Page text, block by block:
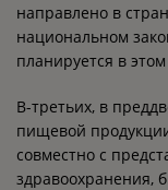
направлено в
национальном
планируется в этом
В-третьих, в
пищевой
совместно с
здравоохранения,